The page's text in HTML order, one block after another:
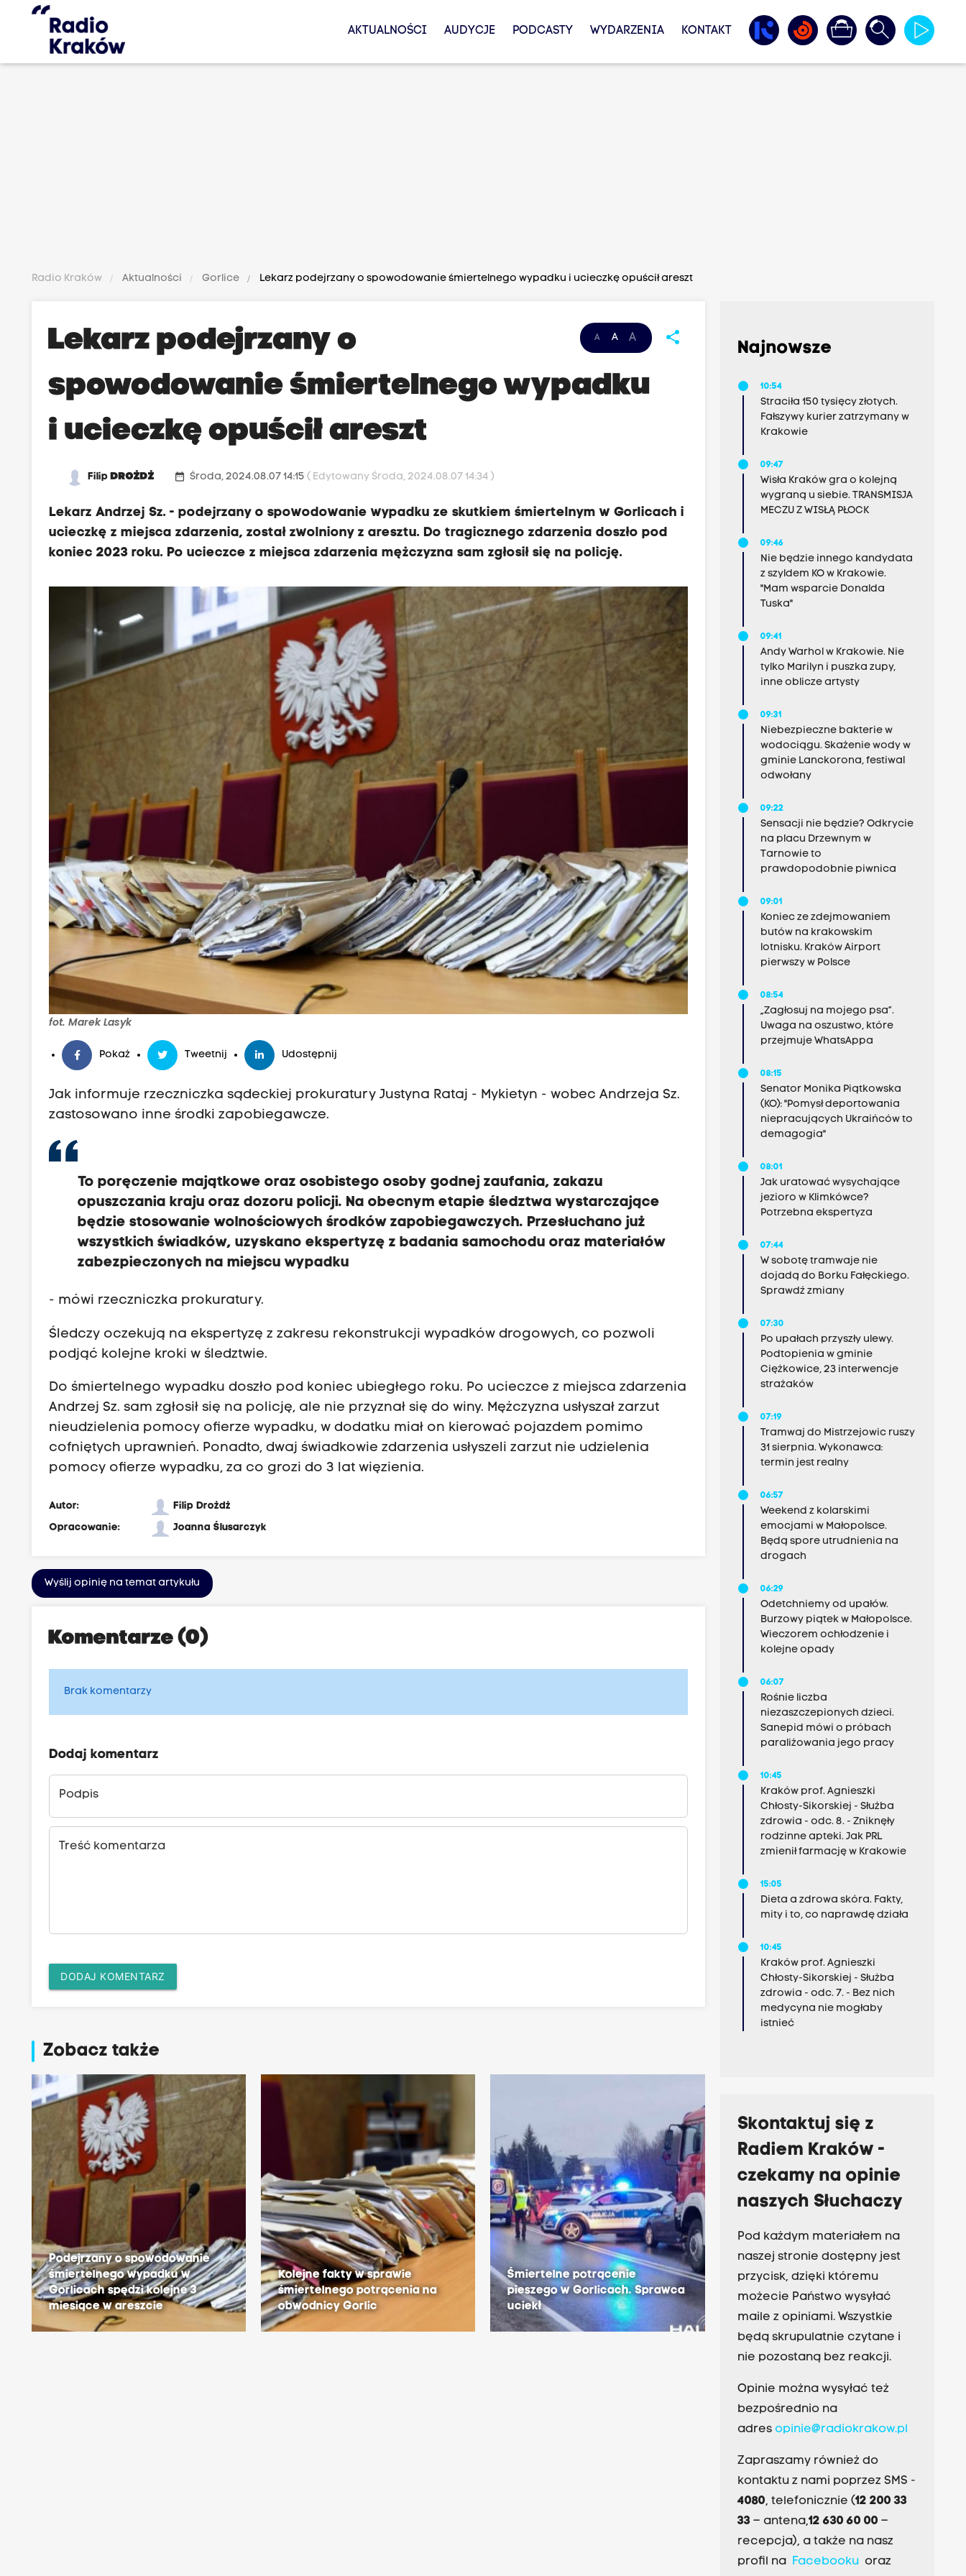
AKTUALNOŚCI AUDYCJE PODCASTY WYDARZENIA KONTAKT
Radio Kraków Aktualności Gorlice Lekarz podejrzany o spowodowanie śmiertelnego wypadku i ucieczkę opuścił areszt
A A A share
Lekarz podejrzany o
spowodowanie śmiertelnego wypadku
i ucieczkę opuścił areszt
FilipDROŻDŻ date_range Środa, 2024.08.07 14:15( Edytowany Środa, 2024.08.07 14:34 )
Lekarz Andrzej Sz. - podejrzany o spowodowanie wypadku ze skutkiem śmiertelnym w Gorlicach i
ucieczkę z miejsca zdarzenia, został zwolniony z aresztu. Do tragicznego zdarzenia doszło pod
koniec 2023 roku. Po ucieczce z miejsca zdarzenia mężczyzna sam zgłosił się na policję.
fot. Marek Lasyk
Pokaż Tweetnij Udostępnij
Jak informuje rzeczniczka sądeckiej prokuratury Justyna Rataj - Mykietyn - wobec Andrzeja Sz.
zastosowano inne środki zapobiegawcze.
To poręczenie majątkowe oraz osobistego osoby godnej zaufania, zakazu
opuszczania kraju oraz dozoru policji. Na obecnym etapie śledztwa wystarczające
będzie stosowanie wolnościowych środków zapobiegawczych. Przesłuchano już
wszystkich świadków, uzyskano ekspertyzę z badania samochodu oraz materiałów
zabezpieczonych na miejscu wypadku
- mówi rzeczniczka prokuratury.
Śledczy oczekują na ekspertyzę z zakresu rekonstrukcji wypadków drogowych, co pozwoli
podjąć kolejne kroki w śledztwie.
Do śmiertelnego wypadku doszło pod koniec ubiegłego roku. Po ucieczce z miejsca zdarzenia
Andrzej Sz. sam zgłosił się na policję, ale nie przyznał się do winy. Mężczyzna usłyszał zarzut
nieudzielenia pomocy ofierze wypadku, w dodatku miał on kierować pojazdem pomimo
cofniętych uprawnień. Ponadto, dwaj świadkowie zdarzenia usłyszeli zarzut nie udzielenia
pomocy ofierze wypadku, za co grozi do 3 lat więzienia.
Autor:
Filip Drożdż
Opracowanie:
Joanna Ślusarczyk
Wyślij opinię na temat artykułu
Komentarze (0)
Brak komentarzy
Dodaj komentarz
Podpis
Treść komentarza
DODAJ KOMENTARZ
Zobacz także
Podejrzany o spowodowanie
śmiertelnego wypadku w
Gorlicach spędzi kolejne 3
miesiące w areszcie
Kolejne fakty w sprawie
śmiertelnego potrącenia na
obwodnicy Gorlic
Śmiertelne potrącenie
pieszego w Gorlicach. Sprawca
uciekł
Najnowsze
10:54
Straciła 150 tysięcy złotych.
Fałszywy kurier zatrzymany w
Krakowie
09:47
Wisła Kraków gra o kolejną
wygraną u siebie. TRANSMISJA
MECZU Z WISŁĄ PŁOCK
09:46
Nie będzie innego kandydata
z szyldem KO w Krakowie.
"Mam wsparcie Donalda
Tuska"
09:41
Andy Warhol w Krakowie. Nie
tylko Marilyn i puszka zupy,
inne oblicze artysty
09:31
Niebezpieczne bakterie w
wodociągu. Skażenie wody w
gminie Lanckorona, festiwal
odwołany
09:22
Sensacji nie będzie? Odkrycie
na placu Drzewnym w
Tarnowie to
prawdopodobnie piwnica
09:01
Koniec ze zdejmowaniem
butów na krakowskim
lotnisku. Kraków Airport
pierwszy w Polsce
08:54
„Zagłosuj na mojego psa”.
Uwaga na oszustwo, które
przejmuje WhatsAppa
08:15
Senator Monika Piątkowska
(KO): "Pomysł deportowania
niepracujących Ukraińców to
demagogia"
08:01
Jak uratować wysychające
jezioro w Klimkówce?
Potrzebna ekspertyza
07:44
W sobotę tramwaje nie
dojadą do Borku Fałęckiego.
Sprawdź zmiany
07:30
Po upałach przyszły ulewy.
Podtopienia w gminie
Ciężkowice, 23 interwencje
strażaków
07:19
Tramwaj do Mistrzejowic ruszy
31 sierpnia. Wykonawca:
termin jest realny
06:57
Weekend z kolarskimi
emocjami w Małopolsce.
Będą spore utrudnienia na
drogach
06:29
Odetchniemy od upałów.
Burzowy piątek w Małopolsce.
Wieczorem ochłodzenie i
kolejne opady
06:07
Rośnie liczba
niezaszczepionych dzieci.
Sanepid mówi o próbach
paraliżowania jego pracy
10:45
Kraków prof. Agnieszki
Chłosty-Sikorskiej - Służba
zdrowia - odc. 8. - Zniknęły
rodzinne apteki. Jak PRL
zmienił farmację w Krakowie
15:05
Dieta a zdrowa skóra. Fakty,
mity i to, co naprawdę działa
10:45
Kraków prof. Agnieszki
Chłosty-Sikorskiej - Służba
zdrowia - odc. 7. - Bez nich
medycyna nie mogłaby
istnieć
Skontaktuj się z
Radiem Kraków -
czekamy na opinie
naszych Słuchaczy
Pod każdym materiałem na
naszej stronie dostępny jest
przycisk, dzięki któremu
możecie Państwo wysyłać
maile z opiniami. Wszystkie
będą skrupulatnie czytane i
nie pozostaną bez reakcji.
Opinie można wysyłać też
bezpośrednio na
adres opinie@radiokrakow.pl
Zapraszamy również do
kontaktu z nami poprzez SMS -
4080, telefonicznie (12 200 33
33– antena,12 630 60 00 –
recepcja), a także na nasz
profil na Facebookuoraz